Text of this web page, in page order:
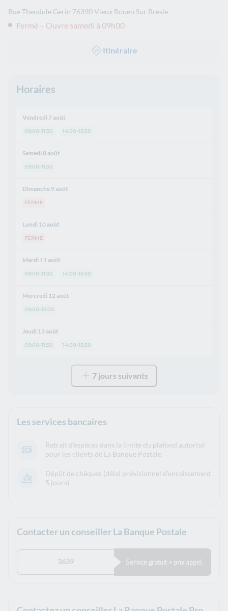
Rue Theodule Gerin 76390Vieux Rouen Sur Bresle
Fermé – Ouvre samedi à 09h00
Itinéraire
Horaires
Vendredi 7 août
09:00-11:30 14:00-15:30
Samedi 8 août
09:00-11:30
Dimanche 9 août
FERME
Lundi 10 août
FERME
Mardi 11 août
09:00-11:30 14:00-15:30
Mercredi 12 août
09:00-12:00
Jeudi 13 août
09:00-11:30 14:00-15:30
7 jours suivants
Les services bancaires
Retrait d'espèces dans la limite du plafond autorisé
pour les clients de La Banque Postale
Dépôt de chèques (délai prévisionnel d’encaissement
5 jours)
Contacter un conseiller La Banque Postale
3639 Service gratuit + prix appel